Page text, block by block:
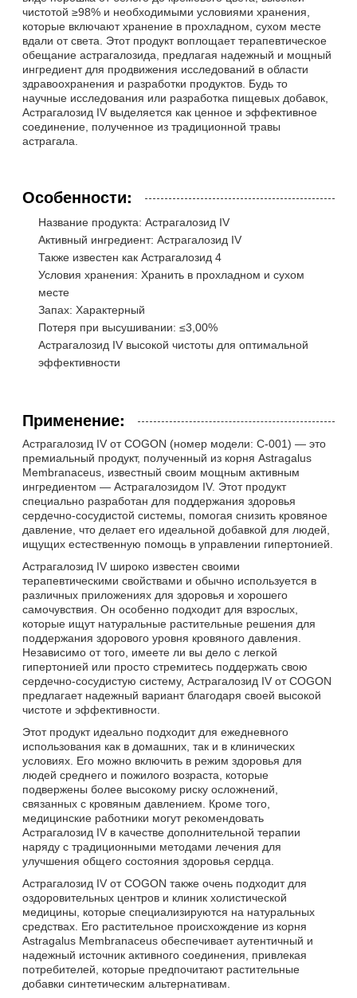
чистотой ≥98% и необходимыми условиями хранения,
которые включают хранение в прохладном, сухом месте
вдали от света. Этот продукт воплощает терапевтическое
обещание астрагалозида, предлагая надежный и мощный
ингредиент для продвижения исследований в области
здравоохранения и разработки продуктов. Будь то
научные исследования или разработка пищевых добавок,
Астрагалозид IV выделяется как ценное и эффективное
соединение, полученное из традиционной травы
астрагала.
Особенности:
Название продукта: Астрагалозид IV
Активный ингредиент: Астрагалозид IV
Также известен как Астрагалозид 4
Условия хранения: Хранить в прохладном и сухом
месте
Запах: Характерный
Потеря при высушивании: ≤3,00%
Астрагалозид IV высокой чистоты для оптимальной
эффективности
Применение:
Астрагалозид IV от COGON (номер модели: C-001) — это
премиальный продукт, полученный из корня Astragalus
Membranaceus, известный своим мощным активным
ингредиентом — Астрагалозидом IV. Этот продукт
специально разработан для поддержания здоровья
сердечно-сосудистой системы, помогая снизить кровяное
давление, что делает его идеальной добавкой для людей,
ищущих естественную помощь в управлении гипертонией.
Астрагалозид IV широко известен своими
терапевтическими свойствами и обычно используется в
различных приложениях для здоровья и хорошего
самочувствия. Он особенно подходит для взрослых,
которые ищут натуральные растительные решения для
поддержания здорового уровня кровяного давления.
Независимо от того, имеете ли вы дело с легкой
гипертонией или просто стремитесь поддержать свою
сердечно-сосудистую систему, Астрагалозид IV от COGON
предлагает надежный вариант благодаря своей высокой
чистоте и эффективности.
Этот продукт идеально подходит для ежедневного
использования как в домашних, так и в клинических
условиях. Его можно включить в режим здоровья для
людей среднего и пожилого возраста, которые
подвержены более высокому риску осложнений,
связанных с кровяным давлением. Кроме того,
медицинские работники могут рекомендовать
Астрагалозид IV в качестве дополнительной терапии
наряду с традиционными методами лечения для
улучшения общего состояния здоровья сердца.
Астрагалозид IV от COGON также очень подходит для
оздоровительных центров и клиник холистической
медицины, которые специализируются на натуральных
средствах. Его растительное происхождение из корня
Astragalus Membranaceus обеспечивает аутентичный и
надежный источник активного соединения, привлекая
потребителей, которые предпочитают растительные
добавки синтетическим альтернативам.